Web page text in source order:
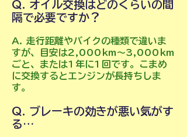
Q. オイル交換はどのくらいの間
隔で必要ですか？
A. 走行距離やバイクの種類で違いま
すが、目安は2,000km～3,000km
ごと、または1年に1回です。こまめ
に交換するとエンジンが長持ちしま
す。
Q. ブレーキの効きが悪い気がす
る…